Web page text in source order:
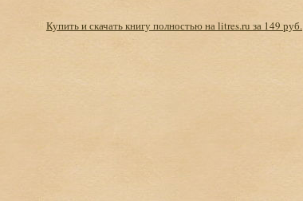
Купить и скачать книгу полностью на litres.ru за 149 руб.